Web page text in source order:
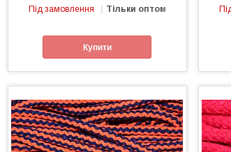
Під замовлення Тільки оптом
Купити